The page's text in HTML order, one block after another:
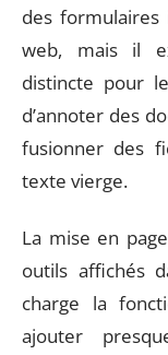
des formulaires
web, mais il
distincte pour
d’annoter des
fusionner des
texte vierge.
La mise en
outils affichés
charge la
ajouter